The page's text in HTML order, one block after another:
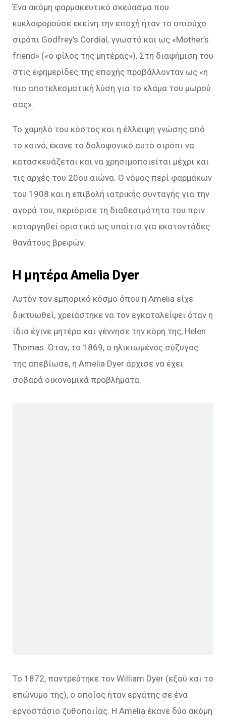
Ένα ακόμη φαρμακευτικό σκεύασμα που
κυκλοφορούσε εκείνη την εποχή ήταν το οπιούχο
σιρόπι Godfrey’s Cordial, γνωστό και ως «Mother’s
friend» («ο φίλος της μητέρας»). Στη διαφήμιση του
στις εφημερίδες της εποχής προβάλλονταν ως «η
πιο αποτελεσματική λύση για το κλάμα του μωρού
σας».
Το χαμηλό του κόστος και η έλλειψη γνώσης από
το κοινό, έκανε το δολοφονικό αυτό σιρόπι να
κατασκευάζεται και να χρησιμοποιείται μέχρι και
τις αρχές του 20ου αιώνα. Ο νόμος περί φαρμάκων
του 1908 και η επιβολή ιατρικής συνταγής για την
αγορά του, περιόρισε τη διαθεσιμότητα του πριν
καταργηθεί οριστικά ως υπαίτιο για εκατοντάδες
θανάτους βρεφών.
Η μητέρα Amelia Dyer
Αυτόν τον εμπορικό κόσμο όπου η Amelia είχε
δικτυωθεί, χρειάστηκε να τον εγκαταλείψει όταν η
ίδια έγινε μητέρα και γέννησε την κόρη της, Helen
Thomas. Όταν, το 1869, ο ηλικιωμένος σύζυγος
της απεβίωσε, η Amelia Dyer άρχισε να έχει
σοβαρά οικονομικά προβλήματα.
Το 1872, παντρεύτηκε τον William Dyer (εξού και το
επώνυμο της), ο οποίος ήταν εργάτης σε ένα
εργοστάσιο ζυθοποιίας. H Amelia έκανε δύο ακόμη